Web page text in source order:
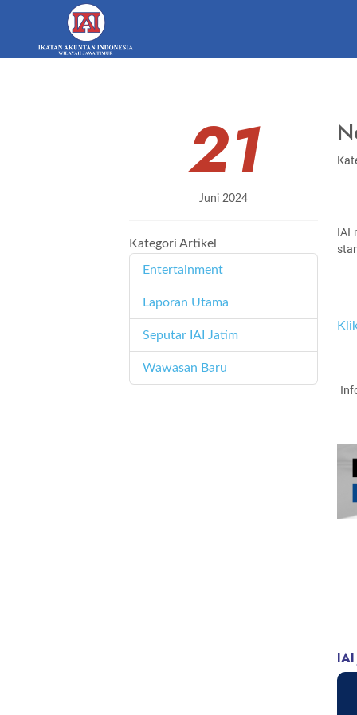
21
Juni 2024
Kategori Artikel
Entertainment
Laporan Utama
Seputar IAI Jatim
Wawasan Baru
IAI